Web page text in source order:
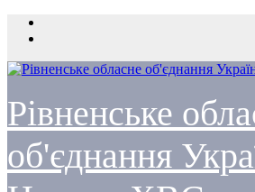
Перейти
Рівненське
об'єднання